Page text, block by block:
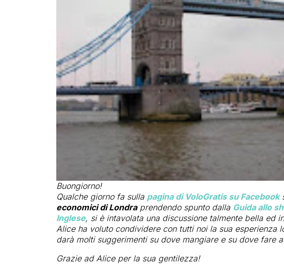
Buongiorno!
Qualche giorno fa sulla pagina di VoloGratis su Facebook
economici di Londraprendendo spunto dalla Guida allo
Inglese, si è intavolata una discussione talmente bella ed
Alice ha voluto condividere con tutti noi la sua esperienza
darà molti suggerimenti su dove mangiare e su dove fare
Grazie ad Alice per la sua gentilezza!